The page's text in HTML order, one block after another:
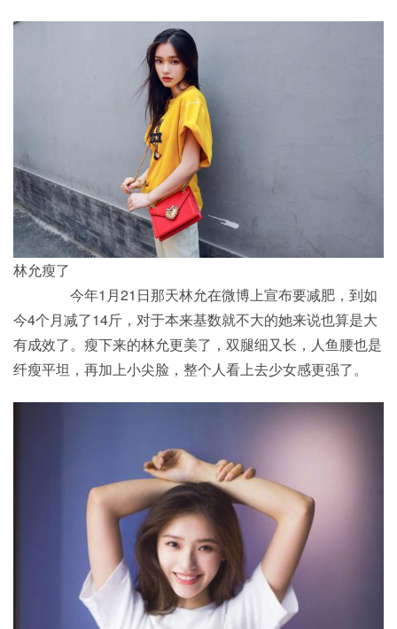
林允瘦了
今年1月21日那天林允在微博上宣布要减肥，到如
今4个月减了14斤，对于本来基数就不大的她来说也算是大
有成效了。瘦下来的林允更美了，双腿细又长，人鱼腰也是
纤瘦平坦，再加上小尖脸，整个人看上去少女感更强了。